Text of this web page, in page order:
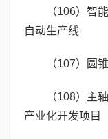
（106）智
自动生产线
（107）圆
（108）主
产业化开发项目